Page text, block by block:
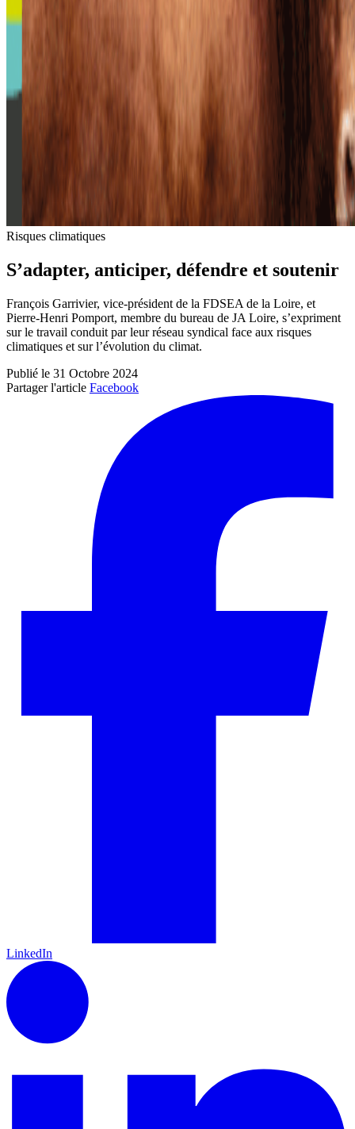
Risques climatiques
S’adapter, anticiper, défendre et soutenir
François Garrivier, vice-président de la FDSEA de la Loire, et
Pierre-Henri Pomport, membre du bureau de JA Loire, s’expriment
sur le travail conduit par leur réseau syndical face aux risques
climatiques et sur l’évolution du climat.
Publié le 31 Octobre 2024
Partager l'article Facebook
LinkedIn